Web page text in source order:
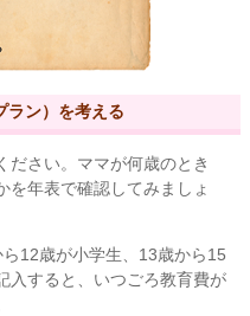
ラン）を考える
ださい。ママが何歳のとき
を年表で確認してみましょ
12歳が小学生、13歳から15
入すると、いつごろ教育費が